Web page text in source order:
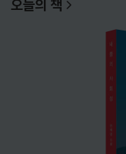
오늘의 책